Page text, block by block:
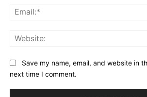
Save my name, email, and website in
next time I comment.